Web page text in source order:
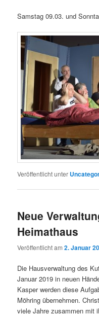
Samstag 09.03. und
Veröffentlicht unter
Neue
Heimathaus
Veröffentlicht am2. Januar
Die Hausverwaltung des
Januar 2019 in neuen
Kasper werden diese
Möhring übernehmen.
viele Jahre zusammen mit